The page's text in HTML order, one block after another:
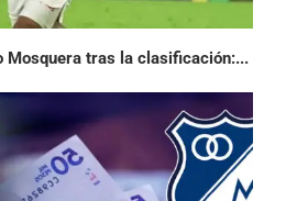
Mosquera tras la clasificación:...